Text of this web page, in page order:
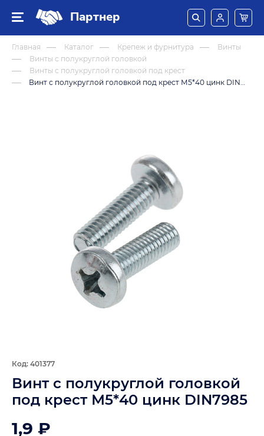
Партнер
Главная Каталог Крепеж и фурнитура
Винты
Винты с полукруглой головкой
Винты с полукруглой головкой под крест
Винт с полукруглой головкой под крест М5*40 цинк DIN7985
Код: 401377
Винт с полукруглой головкой
под крест М5*40 цинк DIN7985
1,9 ₽